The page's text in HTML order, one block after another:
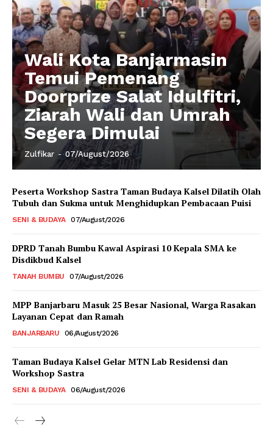
Wali Kota Banjarmasin
Temui Pemenang
Doorprize Salat Idulfitri,
Ziarah Wali dan Umrah
Segera Dimulai
Zulfikar - 07/August/2026
Peserta Workshop Sastra Taman Budaya Kalsel Dilatih Olah
Tubuh dan Sukma untuk Menghidupkan Pembacaan Puisi
SENI & BUDAYA 07/August/2026
DPRD Tanah Bumbu Kawal Aspirasi 10 Kepala SMA ke
Disdikbud Kalsel
TANAH BUMBU 07/August/2026
MPP Banjarbaru Masuk 25 Besar Nasional, Warga Rasakan
Layanan Cepat dan Ramah
BANJARBARU 06/August/2026
Taman Budaya Kalsel Gelar MTN Lab Residensi dan
Workshop Sastra
SENI & BUDAYA 06/August/2026